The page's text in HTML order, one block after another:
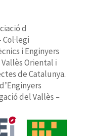
d
i Enginyers
Oriental i
de Catalunya.
del Vallès –